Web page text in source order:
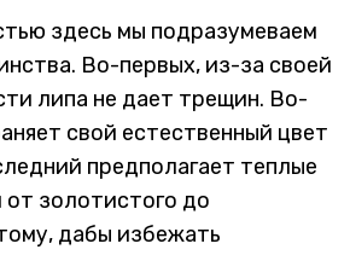
здесь мы подразумеваем
Во-первых, из-за своей
липа не дает трещин. Во-
свой естественный цвет
предполагает теплые
от золотистого до
дабы избежать